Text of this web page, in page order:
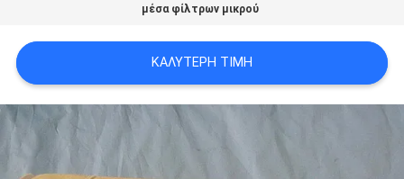
PRIVACY
POLICY
μέσα φίλτρων μικρού
ΚΑΛΎΤΕΡΗ ΤΙΜΉ